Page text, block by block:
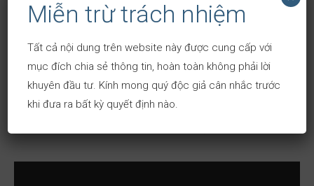
Jaafar Al Doori-
Giám đốc Đối
Co-founder của
Zap và Bitcoin
Pioneer
Founder, CEO
Miễn trừ trách nhiệm
Tất cả nội dung trên website này được cung cấp với
mục đích chia sẻ thông tin, hoàn toàn không phải lời
khuyên đầu tư. Kính mong quý độc giả cân nhắc trước
khi đưa ra bất kỳ quyết định nào.